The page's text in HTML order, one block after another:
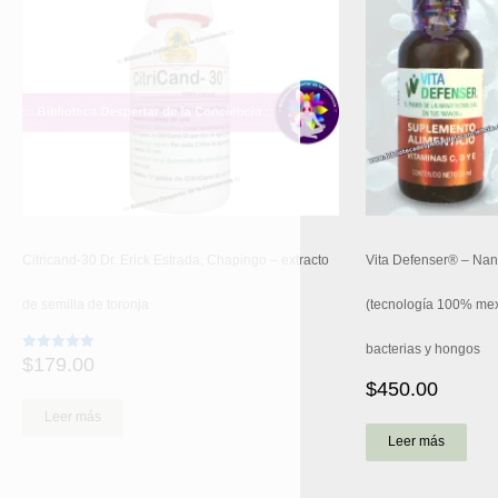
Citricand-30 Dr. Erick Estrada, Chapingo – extracto
Valorado
con
$179.00
Leer más
Vita Defenser® –
(tecnología 100%
bacterias y hongos
$450.00
Leer más